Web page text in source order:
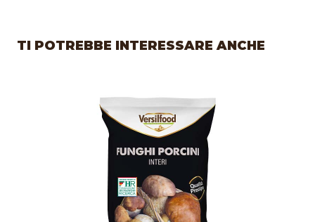
TI POTREBBE INTERESSARE ANCHE